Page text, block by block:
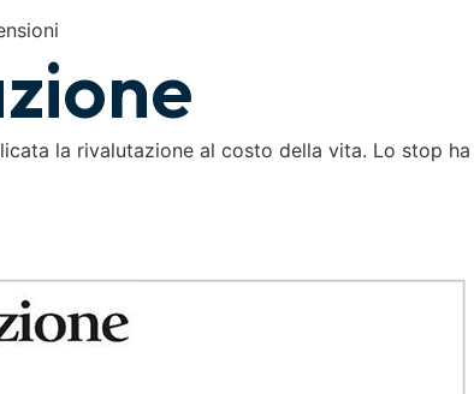
la rivalutazione al costo della vita. Lo stop